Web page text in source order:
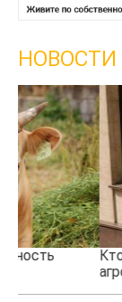
НОВОСТИ
Кто успел, тот
агросубсидий